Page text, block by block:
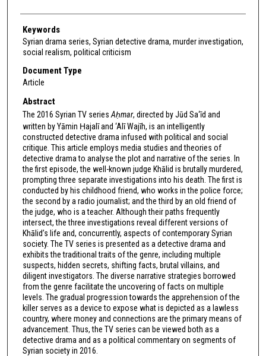
Keywords
Syrian drama series, Syrian detective drama, murder investigation,
social realism, political criticism
Document Type
Article
Abstract
The 2016 Syrian TV series Aḥmar, directed by Jūd Sa‘īd and
written by Yāmin Ḥajalī and ‘Alī Wajīh, is an intelligently
constructed detective drama infused with political and social
critique. This article employs media studies and theories of
detective drama to analyse the plot and narrative of the series. In
the first episode, the well-known judge Khālid is brutally murdered,
prompting three separate investigations into his death. The first is
conducted by his childhood friend, who works in the police force;
the second by a radio journalist; and the third by an old friend of
the judge, who is a teacher. Although their paths frequently
intersect, the three investigations reveal different versions of
Khālid’s life and, concurrently, aspects of contemporary Syrian
society. The TV series is presented as a detective drama and
exhibits the traditional traits of the genre, including multiple
suspects, hidden secrets, shifting facts, brutal villains, and
diligent investigators. The diverse narrative strategies borrowed
from the genre facilitate the uncovering of facts on multiple
levels. The gradual progression towards the apprehension of the
killer serves as a device to expose what is depicted as a lawless
country, where money and connections are the primary means of
advancement. Thus, the TV series can be viewed both as a
detective drama and as a political commentary on segments of
Syrian society in 2016.